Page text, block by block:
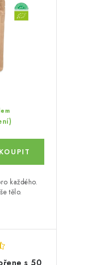
každého.
tělo.
s 50